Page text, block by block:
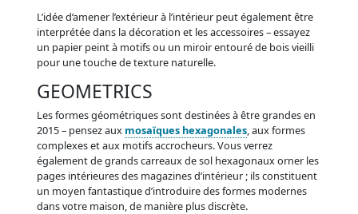
L’idée d’amener l’extérieur à l’intérieur peut également être
interprétée dans la décoration et les accessoires – essayez
un papier peint à motifs ou un miroir entouré de bois vieilli
pour une touche de texture naturelle.
GEOMETRICS
Les formes géométriques sont destinées à être grandes en
2015 – pensez aux mosaïques hexagonales, aux formes
complexes et aux motifs accrocheurs. Vous verrez
également de grands carreaux de sol hexagonaux orner les
pages intérieures des magazines d’intérieur ; ils constituent
un moyen fantastique d’introduire des formes modernes
dans votre maison, de manière plus discrète.